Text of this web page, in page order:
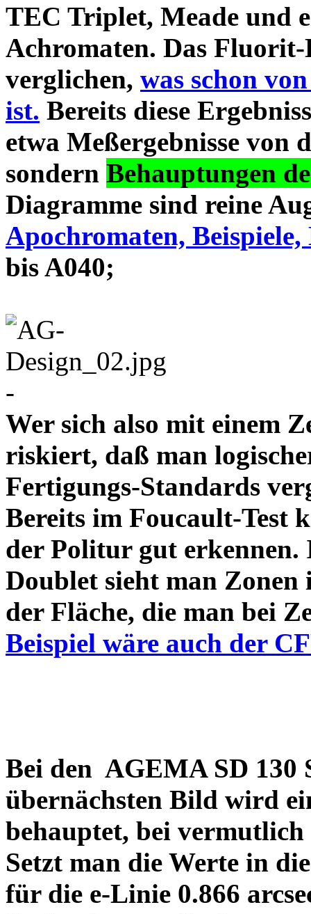
TEC Triplet, Meade und
Achromaten. Das
verglichen, was schon
ist. Bereits diese
etwa Meßergebnisse von
sondern Behauptungen
Diagramme sind reine
Apochromaten, Beispiele,
bis A040;
-
Wer sich also mit einem
riskiert, daß man
Fertigungs-Standards
Bereits im Foucault-Test
der Politur gut
Doublet sieht man Zonen
der Fläche, die man bei
Beispiel wäre auch der
Bei den AGEMA SD 130
übernächsten Bild wird
behauptet, bei vermutlich
Setzt man die Werte in
für die e-Linie 0.866